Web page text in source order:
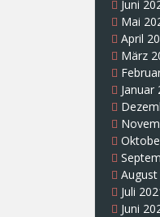
Juni
Mai
April
März
Januar
August
Juli
Juni